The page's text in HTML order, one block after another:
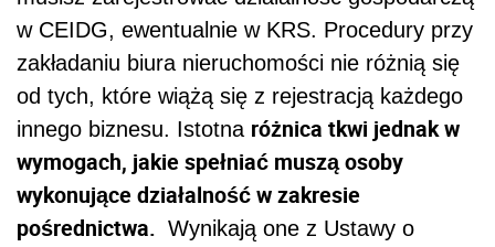
w CEIDG, ewentualnie w KRS. Procedury przy
zakładaniu biura nieruchomości nie różnią się
od tych, które wiążą się z rejestracją każdego
innego biznesu. Istotna różnica tkwi jednak w
wymogach, jakie spełniać muszą osoby
wykonujące działalność w zakresie
pośrednictwa. Wynikają one z Ustawy o